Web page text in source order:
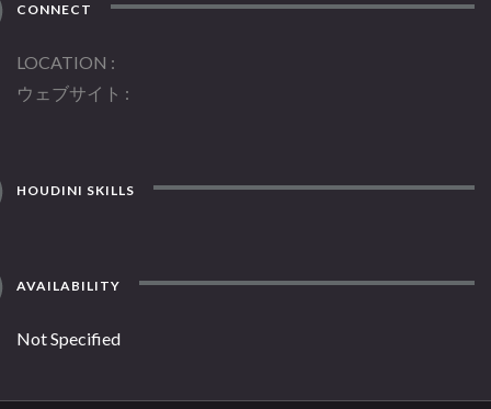
CONNECT
LOCATION
ウェブサイト
HOUDINI SKILLS
AVAILABILITY
Not Specified